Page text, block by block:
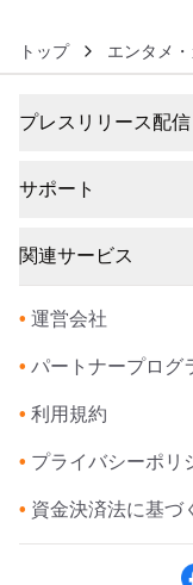
トップ エンタメ
プレスリリース配信
サポート
関連サービス
• 運営会社
• パートナープログ
• 利用規約
• プライバシーポリ
• 資金決済法に基づ